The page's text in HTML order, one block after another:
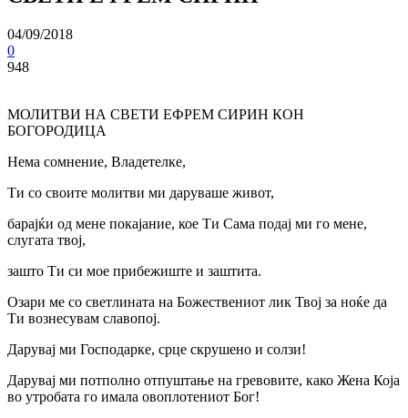
04/09/2018
0
948
МОЛИТВИ НА СВЕТИ ЕФРЕМ СИРИН КОН
БОГОРОДИЦА
Нема сомнение, Владетелке,
Ти со своите молитви ми даруваше живот,
барајќи од мене покајание, кое Ти Сама подај ми го мене,
слугата твој,
зашто Ти си мое прибежиште и заштита.
Озари ме со светлината на Божествениот лик Твој за ноќе да
Ти вознесувам славопој.
Дарувај ми Господарке, срце скрушено и солзи!
Дарувај ми потполно отпуштање на гревовите, како Жена Која
во утробата го имала овоплотениот Бог!